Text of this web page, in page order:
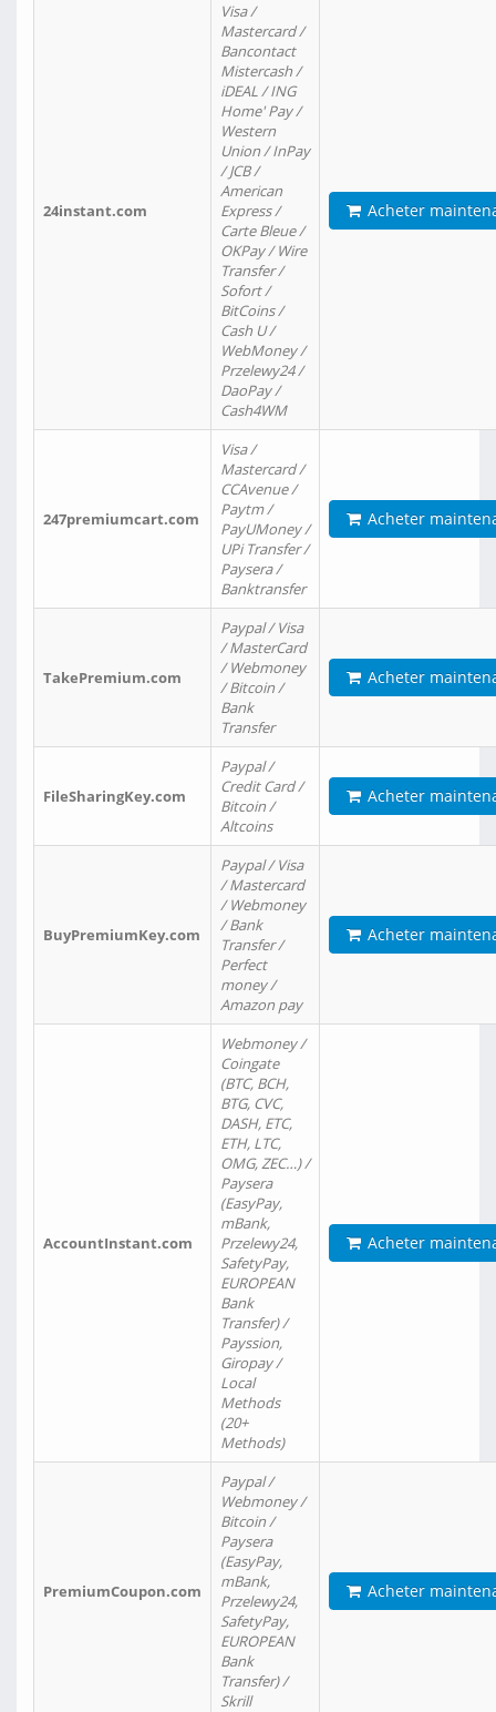
24instant.com
Visa /
Mastercard /
Bancontact
Mistercash /
iDEAL / ING
Home' Pay /
Western
Union / InPay
/ JCB /
American
Express /
Carte Bleue /
OKPay / Wire
Transfer /
Sofort /
BitCoins /
Cash U /
WebMoney /
Przelewy24 /
DaoPay /
Cash4WM
Acheter
247premiumcart.com
Visa /
Mastercard /
CCAvenue /
Paytm /
PayUMoney /
UPi Transfer /
Paysera /
Banktransfer
Acheter
TakePremium.com
Paypal / Visa
/ MasterCard
/ Webmoney
/ Bitcoin /
Bank
Transfer
Acheter
FileSharingKey.com
Paypal /
Credit Card /
Bitcoin /
Altcoins
Acheter
BuyPremiumKey.com
Paypal / Visa
/ Mastercard
/ Webmoney
/ Bank
Transfer /
Perfect
money /
Amazon pay
Acheter
AccountInstant.com
Webmoney /
Coingate
(BTC, BCH,
BTG, CVC,
DASH, ETC,
ETH, LTC,
OMG, ZEC…) /
Paysera
(EasyPay,
mBank,
Przelewy24,
SafetyPay,
EUROPEAN
Bank
Transfer) /
Payssion,
Giropay /
Local
Methods
(20+
Methods)
Acheter
PremiumCoupon.com
Paypal /
Webmoney /
Bitcoin /
Paysera
(EasyPay,
mBank,
Przelewy24,
SafetyPay,
EUROPEAN
Bank
Transfer) /
Skrill
Acheter